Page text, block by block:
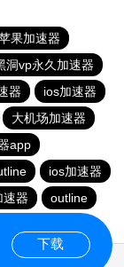
果加速器
洞vp永久加速器
器
ios加速器
大机场加速器
app
ios加速器
速器
outline
下载